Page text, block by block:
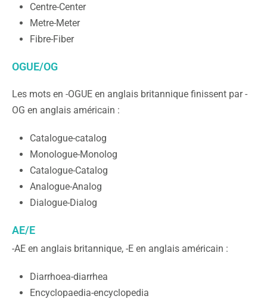
Centre-Center
Metre-Meter
Fibre-Fiber
OGUE/OG
Les mots en -OGUE en anglais britannique finissent par -
OG en anglais américain :
Catalogue-catalog
Monologue-Monolog
Catalogue-Catalog
Analogue-Analog
Dialogue-Dialog
AE/E
-AE en anglais britannique, -E en anglais américain :
Diarrhoea-diarrhea
Encyclopaedia-encyclopedia